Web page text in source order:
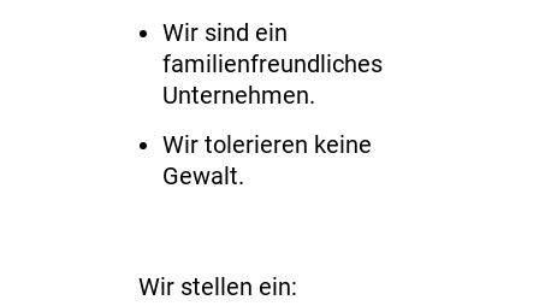
Wir sind ein
familienfreundliches
Unternehmen.
Wir tolerieren keine
Gewalt.
Wir stellen ein: